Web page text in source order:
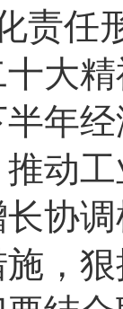
任形
大
年
动
协
，